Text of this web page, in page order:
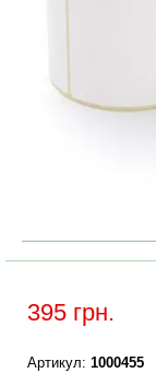
395 грн.
Артикул: 1000455